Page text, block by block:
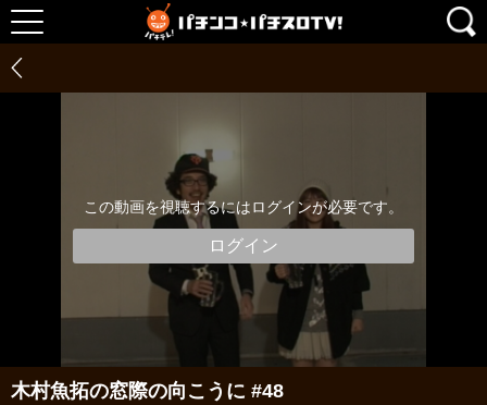
この動画を視聴するにはログインが必要です。
ログイン
木村魚拓の窓際の向こうに #48